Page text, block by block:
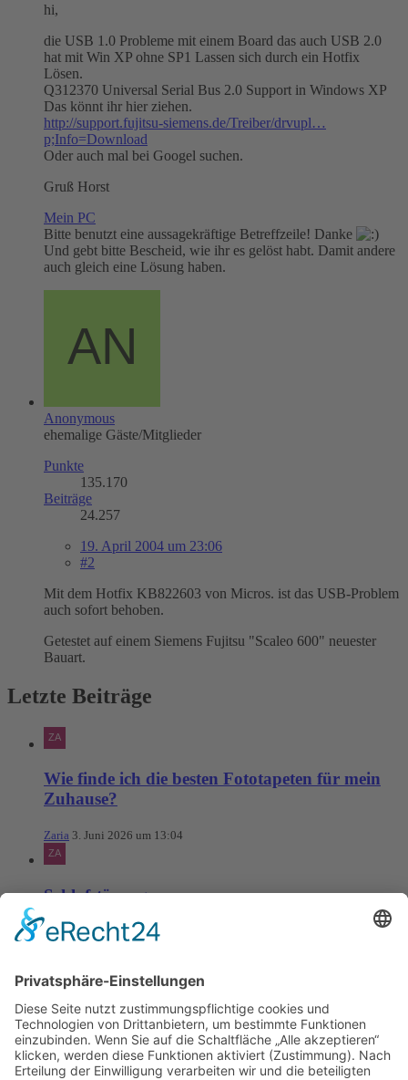
hi,
die USB 1.0 Probleme mit einem Board das auch USB 2.0
hat mit Win XP ohne SP1 Lassen sich durch ein Hotfix
Lösen.
Q312370 Universal Serial Bus 2.0 Support in Windows XP
Das könnt ihr hier ziehen.
http://support.fujitsu-siemens.de/Treiber/drvupl…
p;Info=Download
Oder auch mal bei Googel suchen.
Gruß Horst
Mein PC
Bitte benutzt eine aussagekräftige Betreffzeile! Danke
Und gebt bitte Bescheid, wie ihr es gelöst habt. Damit andere
auch gleich eine Lösung haben.
Anonymous
ehemalige Gäste/Mitglieder
Punkte
135.170
Beiträge
24.257
19. April 2004 um 23:06
#2
Mit dem Hotfix KB822603 von Micros. ist das USB-Problem
auch sofort behoben.
Getestet auf einem Siemens Fujitsu "Scaleo 600" neuester
Bauart.
Letzte Beiträge
Wie finde ich die besten Fototapeten für mein
Zuhause?
Zaria 3. Juni 2026 um 13:04
Schlafstörungen
Zaria 3. Juni 2026 um 13:03
Ms word to PDF
Manuellsen 28. Mai 2026 um 10:31